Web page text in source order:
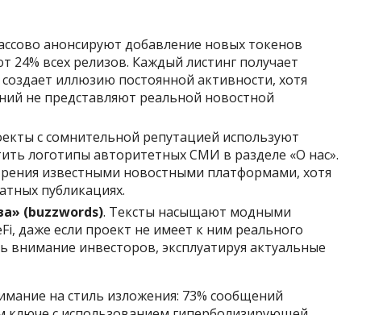
анонсируют добавление новых токенов
всех релизов. Каждый листинг получает
иллюзию постоянной активности, хотя
не представляют реальной новостной
с сомнительной репутацией используют
логотипы авторитетных СМИ в разделе «О нас».
известными новостными платформами, хотя
публикациях.
(buzzwords). Тексты насыщают модными
даже если проект не имеет к ним реального
инвесторов, эксплуатируя актуальные
на стиль изложения: 73% сообщений